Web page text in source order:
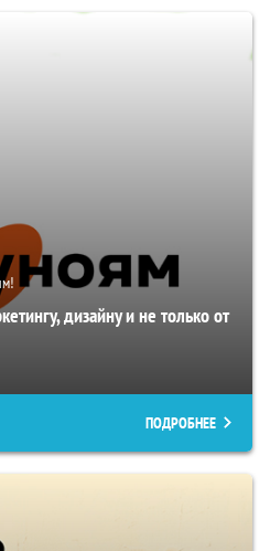
дизайну и не только от
ПОДРОБНЕЕ